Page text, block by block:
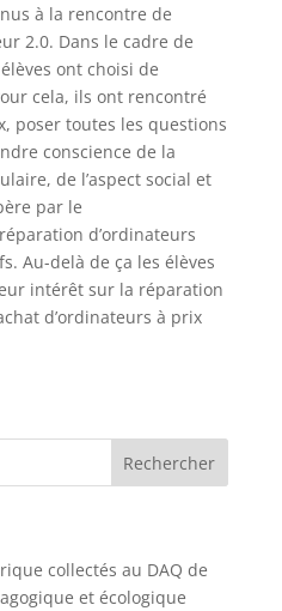
à la rencontre de
2.0. Dans le cadre de
ont choisi de
cela, ils ont rencontré
poser toutes les questions
conscience de la
de l’aspect social et
par le
d’ordinateurs
Au-delà de ça les élèves
intérêt sur la réparation
d’ordinateurs à prix
collectés au DAQ de
et écologique